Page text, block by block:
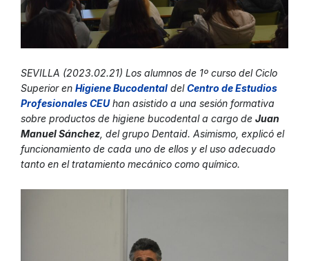
SEVILLA (2023.02.21) Los alumnos de 1º curso del Ciclo
Superior en Higiene Bucodental delCentro de Estudios
Profesionales CEUhan asistido a una sesión formativa
sobre productos de higiene bucodental a cargo de Juan
Manuel Sánchez , del grupo Dentaid. Asimismo, explicó el
funcionamiento de cada uno de ellos y el uso adecuado
tanto en el tratamiento mecánico como químico.